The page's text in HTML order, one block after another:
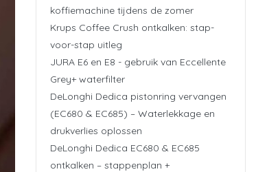
koffiemachine tijdens de zomer
Krups Coffee Crush ontkalken: stap-
voor-stap uitleg
JURA E6 en E8 - gebruik van Eccellente
Grey+ waterfilter
DeLonghi Dedica pistonring vervangen
(EC680 & EC685) – Waterlekkage en
drukverlies oplossen
DeLonghi Dedica EC680 & EC685
ontkalken – stappenplan +